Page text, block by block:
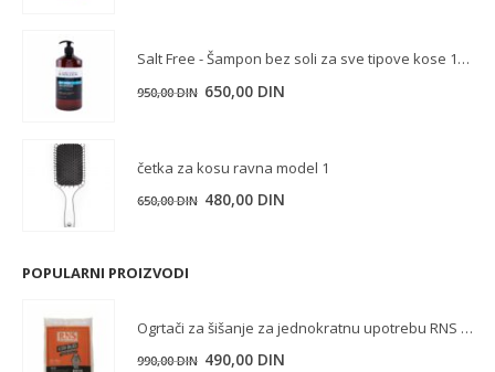
bila:
650,00 DIN.
490,00 DIN.
Salt Free - Šampon bez soli za sve tipove kose 1000 ml
950,00DIN Originalna
bila:
950,00 DIN.
650,00 DIN
650,00 DIN.
četka za kosu ravna model 1
650,00DIN Originalna
480,00 DIN
POPULARNI PROIZVODI
Ogrtači za šišanje za jednokratnu upotrebu RNS 50/1
990,00DIN Originalna
490,00 DIN